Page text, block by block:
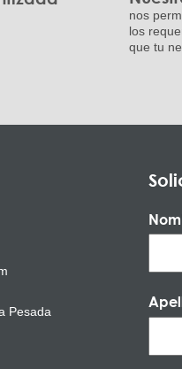
nos
los
que tu
Pesada